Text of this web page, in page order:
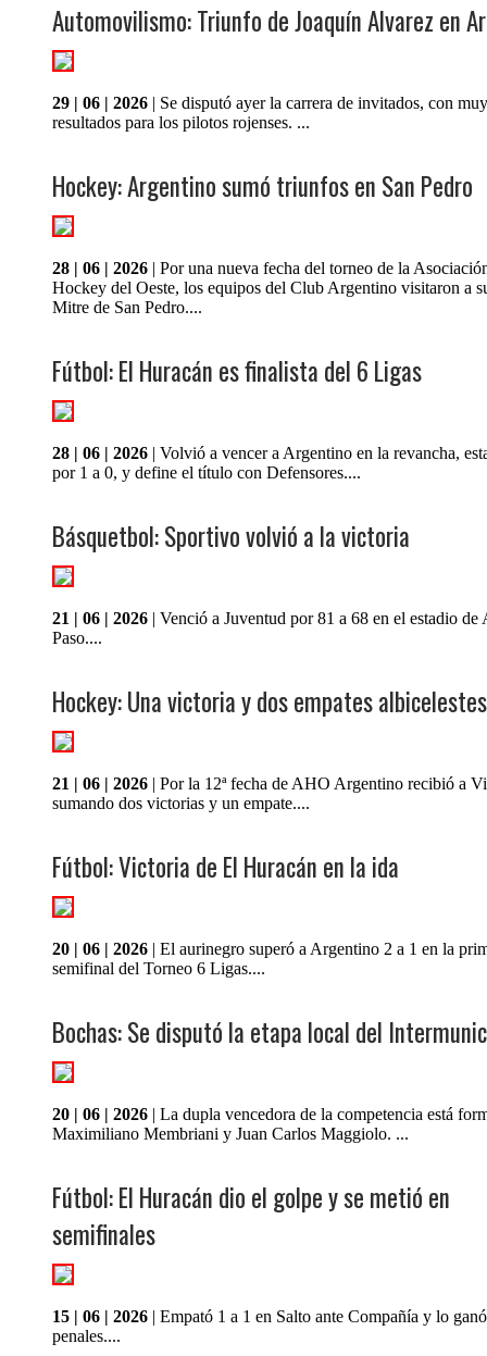
Automovilismo: Triunfo de Joaquín Alvarez en
29 | 06 | 2026 | Se disputó ayer la carrera de invitados, con
resultados para los pilotos rojenses. ...
Hockey: Argentino sumó triunfos en San Pedro
28 | 06 | 2026 | Por una nueva fecha del torneo de la
Hockey del Oeste, los equipos del Club Argentino visitaron a
Mitre de San Pedro....
Fútbol: El Huracán es finalista del 6 Ligas
28 | 06 | 2026 | Volvió a vencer a Argentino en la revancha,
por 1 a 0, y define el título con Defensores....
Básquetbol: Sportivo volvió a la victoria
21 | 06 | 2026 | Venció a Juventud por 81 a 68 en el estadio de
Paso....
Hockey: Una victoria y dos empates albicelestes
21 | 06 | 2026 | Por la 12ª fecha de AHO Argentino recibió a
sumando dos victorias y un empate....
Fútbol: Victoria de El Huracán en la ida
20 | 06 | 2026 | El aurinegro superó a Argentino 2 a 1 en la
semifinal del Torneo 6 Ligas....
Bochas: Se disputó la etapa local del
20 | 06 | 2026 | La dupla vencedora de la competencia está
Maximiliano Membriani y Juan Carlos Maggiolo. ...
Fútbol: El Huracán dio el golpe y se metió en
semifinales
15 | 06 | 2026 | Empató 1 a 1 en Salto ante Compañía y lo
penales....